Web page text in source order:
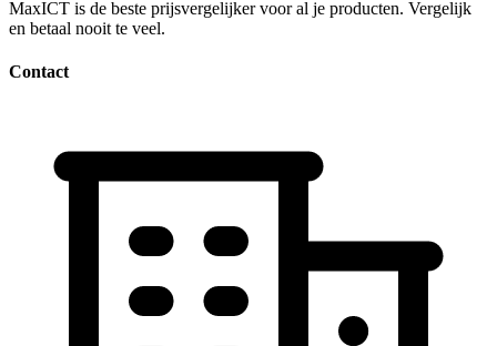
MaxICT is de beste prijsvergelijker voor al je producten. Vergelijk
en betaal nooit te veel.
Contact